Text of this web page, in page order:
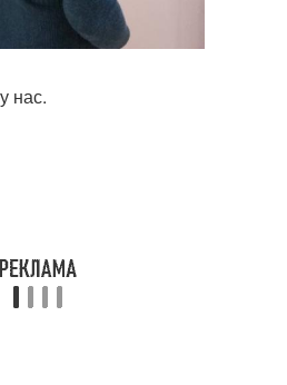
нас.